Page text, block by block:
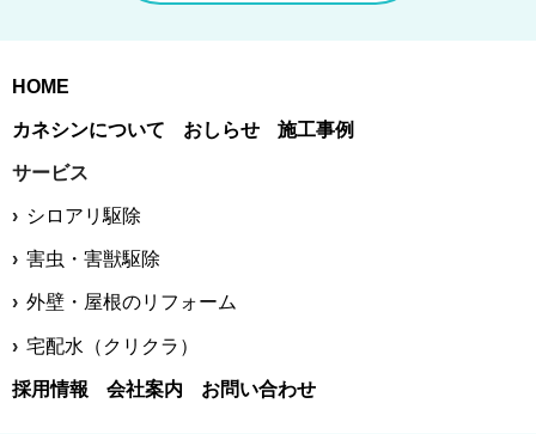
HOME
カネシンについて おしらせ 施工事例
サービス
シロアリ駆除
害虫・害獣駆除
外壁・屋根のリフォーム
宅配水（クリクラ）
採用情報 会社案内 お問い合わせ